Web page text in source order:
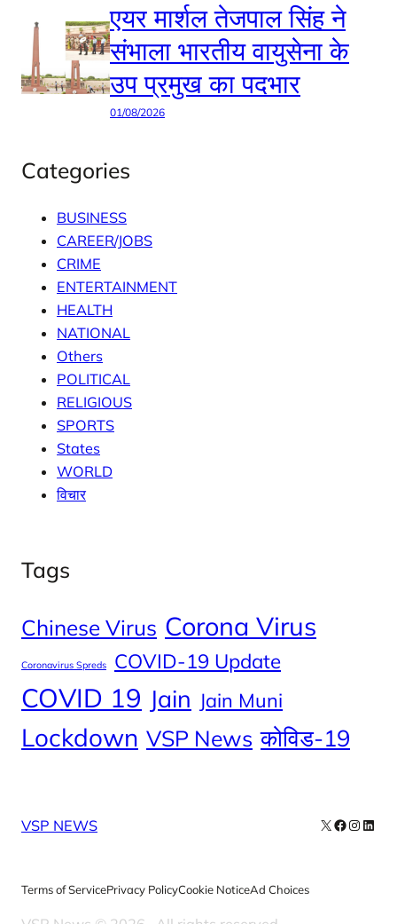
एयर मार्शल तेजपाल सिंह ने
संभाला भारतीय वायुसेना के
उप प्रमुख का पदभार
01/08/2026
Categories
BUSINESS
CAREER/JOBS
CRIME
ENTERTAINMENT
HEALTH
NATIONAL
Others
POLITICAL
RELIGIOUS
SPORTS
States
WORLD
विचार
Tags
Chinese Virus Corona Virus
Coronavirus Spreds COVID-19 Update
COVID 19 Jain Jain Muni
Lockdown VSP News कोविड-19
VSP NEWS X Facebook
Terms of ServicePrivacy PolicyCookie NoticeAd Choices